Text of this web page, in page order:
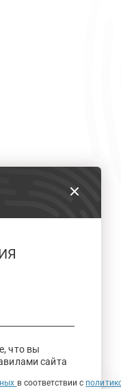
что вы
сайта
в соответствии с